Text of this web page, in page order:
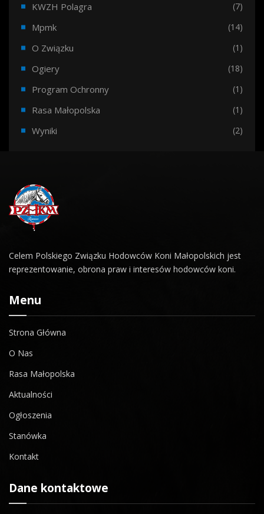
KWZH Polagra (7)
Mpmk (14)
O Związku (1)
Ogiery (18)
Program Ochronny (1)
Rasa Małopolska (1)
Wyniki (2)
Celem Polskiego Związku Hodowców Koni Małopolskich jest
reprezentowanie, obrona praw i interesów hodowców koni.
Menu
Strona Główna
O Nas
Rasa Małopolska
Aktualności
Ogłoszenia
Stanówka
Kontakt
Dane kontaktowe